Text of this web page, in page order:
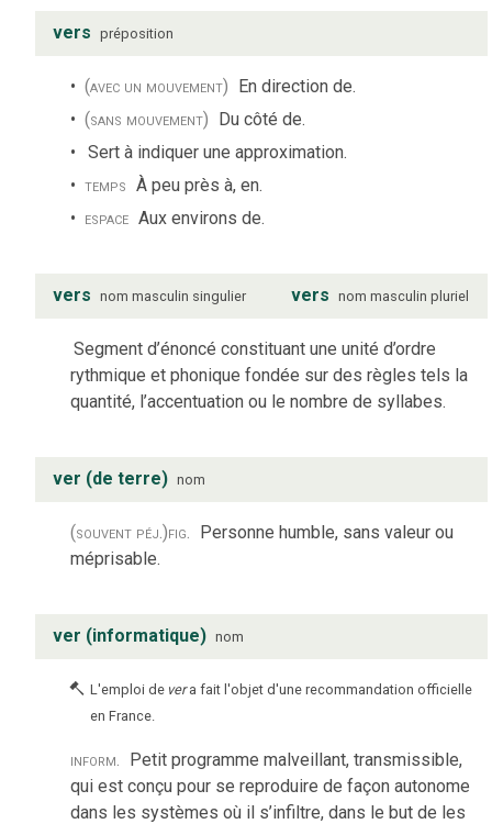
vers préposition
(avec un mouvement) En direction de.
(sans mouvement) Du côté de.
Sert à indiquer une approximation.
temps À peu près à, en.
espace Aux environs de.
vers nom masculin singulier vers nom masculin pluriel
Segment d’énoncé constituant une unité d’ordre
rythmique et phonique fondée sur des règles tels la
quantité, l’accentuation ou le nombre de syllabes.
ver (de terre) nom
(souvent péj.)fig. Personne humble, sans valeur ou
méprisable.
ver (informatique) nom
L'emploi de ver a fait l'objet d'une recommandation officielle
en France.
inform. Petit programme malveillant, transmissible,
qui est conçu pour se reproduire de façon autonome
dans les systèmes où il s’infiltre, dans le but de les